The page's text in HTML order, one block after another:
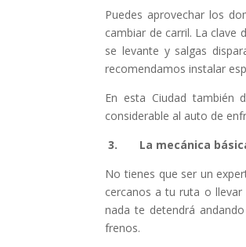
Puedes aprovechar los
cambiar de carril. La clave
se levante y salgas
recomendamos instalar
En esta Ciudad también
considerable al auto de
3. La mecánica
No tienes que ser un
cercanos a tu ruta o llevar
nada te detendrá
frenos.